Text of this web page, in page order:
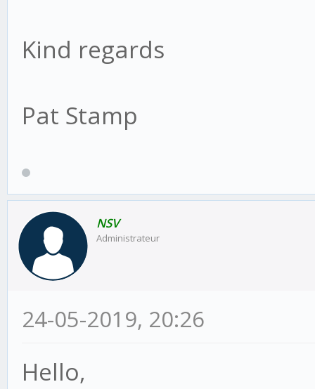
Kind regards
Pat Stamp
NSV
Administrateur
24-05-2019, 20:26
Hello,